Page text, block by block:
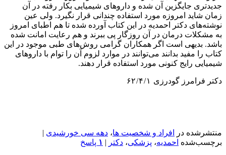
جديدترى جايگزين آن شده و داروهاى شيميايى بكار رفته در آن
زمان شايد امروزه مورد استفاده چندانى قرار نگيرد. ولى عين
نوشته‌هاى دكتر احمديه در اين كتاب آورده شده تا هم اطباى امروز
به مشكلات درمان در آن روزگار پى ببرند و هم رعايت امانت شده
باشد. بديهى است اگر همكاران گرامى روش‌هاى طبى موجود در اين
كتاب را مفيد بدانند مى‌توانند در موارد لزوم آن را توام با داروهاى
شيميايى رايج كنونى مورد استفاده قرار دهند.
دكتر فرامرز گودرزى ١ / ۴ / ۶٢
منتشرشده در افراد و شخصیت ها، دهه سی خورشیدی |
برچسب‌شده احمدیه، پزشکی، دکتر | ۱ پاسخ